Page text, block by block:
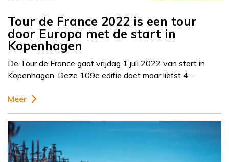
Tour de France 2022 is een tour
door Europa met de start in
Kopenhagen
De Tour de France gaat vrijdag 1 juli 2022 van start in
Kopenhagen. Deze 109e editie doet maar liefst 4…
Meer